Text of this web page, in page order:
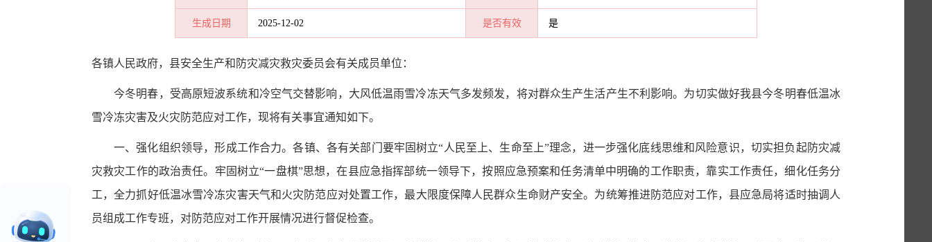
生成日期 2025-12-02 是否有效 是
各镇人民政府， 县安全生产和防灾减灾救灾委员会有关成员单位：
今冬明春，受高原短波系统和冷空气交替影响，大风低温雨雪冷冻天气多发频发，将对群众生产生活产生不利影响。为切实做好我县今冬明春低温冰
雪冷冻灾害及火灾防范应对工作， 现将有关事宜通知如下。
一、强化组织领导，形成工作合力。各镇、各有关部门要牢固树立“人民至上、生命至上”理念，进一步强化底线思维和风险意识，切实担负起防灾减
灾救灾工作的政治责任。 牢固树立“一盘棋”思想，在县应急指挥部统一领导下，按照应急预案和任务清单中明确的工作职责，靠实工作责任，细化任务分
工，全力抓好低温冰雪冷冻灾害天气和火灾防范应对处置工作，最大限度保障人民群众生命财产安全。为统筹推进防范应对工作，县应急局将适时抽调人
员组成工作专班，对防范应对工作开展情况进行督促检查。